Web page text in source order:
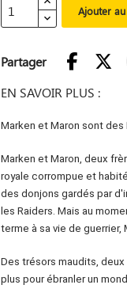
Ajouter
Partager
EN SAVOIR PLUS :
Marken et Maron sont des
Marken et Maron, deux
royale corrompue et
des donjons gardés par
les Raiders. Mais au
terme à sa vie de guerrier,
Des trésors maudits,
plus pour ébranler un